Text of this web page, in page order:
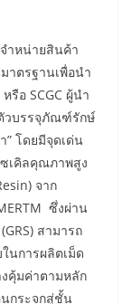
ำหน่ายสินค้า
ตรฐานเพื่อนำ
รือ SCGC ผู้นำ
วบรรจุภัณฑ์รักษ์
โดยมีจุดเด่น
เคิลคุณภาพสูง
จาก
ซึ่งผ่าน
สามารถ
นการผลิตเม็ด
คุ้มค่าตามหลัก
นกระจกสู่ชั้น